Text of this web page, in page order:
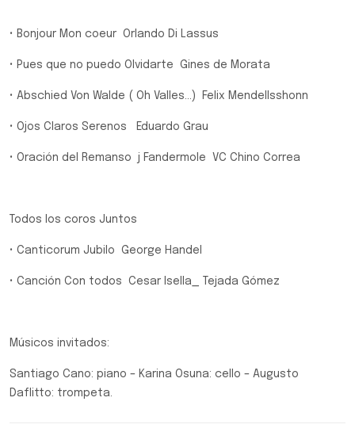
• Bonjour Mon coeur Orlando Di Lassus
• Pues que no puedo Olvidarte Gines de Morata
• Abschied Von Walde ( Oh Valles...) Felix Mendellsshonn
• Ojos Claros Serenos Eduardo Grau
• Oración del Remanso j Fandermole VC Chino Correa
Todos los coros Juntos
• Canticorum Jubilo George Handel
• Canción Con todos Cesar Isella_ Tejada Gómez
Músicos invitados:
Santiago Cano: piano – Karina Osuna: cello – Augusto
Daflitto: trompeta.